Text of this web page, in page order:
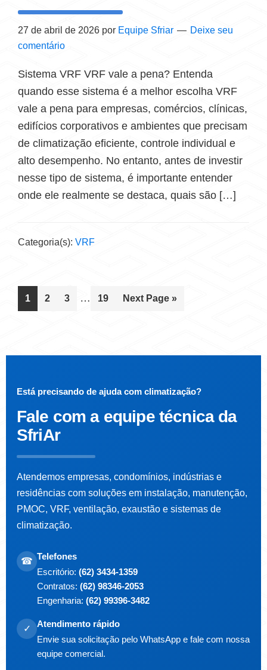
27 de abril de 2026 por Equipe Sfriar
Deixe seu
comentário
Sistema VRF VRF vale a pena? Entenda
quando esse sistema é a melhor escolha VRF
vale a pena para empresas, comércios, clínicas,
edifícios corporativos e ambientes que precisam
de climatização eficiente, controle individual e
alto desempenho. No entanto, antes de investir
nesse tipo de sistema, é importante entender
onde ele realmente se destaca, quais são […]
Categoria(s): VRF
1 2 3 … 19 Next Page »
Está precisando de ajuda com climatização?
Fale com a equipe técnica da
SfriAr
Atendemos empresas, condomínios, indústrias e
residências com soluções em instalação, manutenção,
PMOC, VRF, ventilação, exaustão e sistemas de
climatização.
☎ Telefones
Escritório: (62) 3434-1359
Contratos: (62) 98346-2053
Engenharia: (62) 99396-3482
✓
Atendimento rápido
Envie sua solicitação pelo WhatsApp e fale com nossa
equipe comercial.